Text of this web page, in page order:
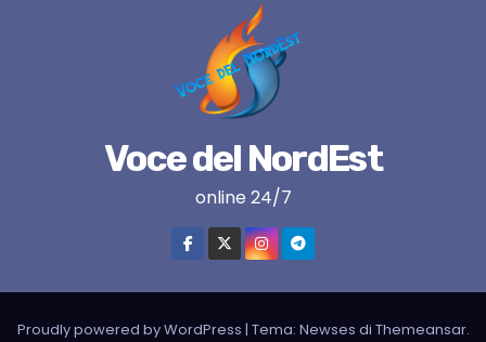
Voce del NordEst
online 24/7
Proudly powered by WordPress | Tema: Newses di Themeansar.